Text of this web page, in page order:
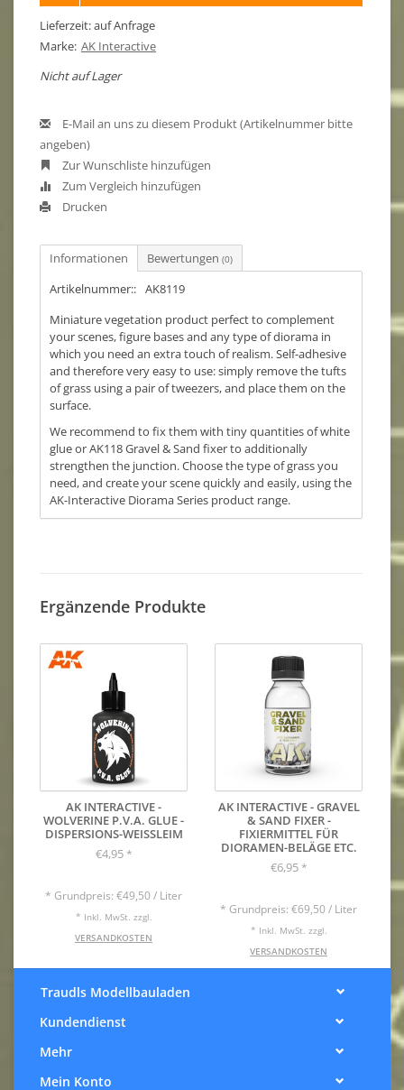
Lieferzeit: auf Anfrage
Marke: AK Interactive
Nicht auf Lager
E-Mail an uns zu diesem Produkt (Artikelnummer bitte
angeben)
Zur Wunschliste hinzufügen
Zum Vergleich hinzufügen
Drucken
Informationen Bewertungen (0)
Artikelnummer:: AK8119
Miniature vegetation product perfect to complement
your scenes, figure bases and any type of diorama in
which you need an extra touch of realism. Self-adhesive
and therefore very easy to use: simply remove the tufts
of grass using a pair of tweezers, and place them on the
surface.
We recommend to fix them with tiny quantities of white
glue or AK118 Gravel & Sand fixer to additionally
strengthen the junction. Choose the type of grass you
need, and create your scene quickly and easily, using the
AK-Interactive Diorama Series product range.
Ergänzende Produkte
AK INTERACTIVE -
WOLVERINE P.V.A. GLUE -
DISPERSIONS-WEISSLEIM
€4,95 *
* Grundpreis: €49,50 / Liter
* Inkl. MwSt. zzgl.
VERSANDKOSTEN
AK INTERACTIVE - GRAVEL
& SAND FIXER -
FIXIERMITTEL FÜR
DIORAMEN-BELÄGE ETC.
€6,95 *
* Grundpreis: €69,50 / Liter
* Inkl. MwSt. zzgl.
VERSANDKOSTEN
Traudls Modellbauladen
Kundendienst
Mehr
Mein Konto